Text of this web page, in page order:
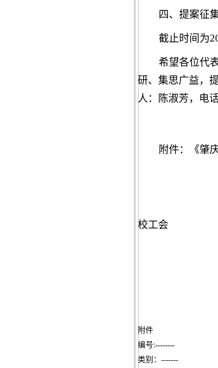
四、 提案征
截止时间为
希望各位代
研、集思广益，
人：
陈淑芳，电
附件：《肇
校工会
附件
编号:--------
类别： -------